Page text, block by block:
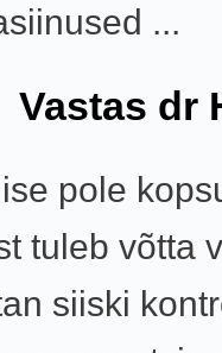
...
Vastas dr
pole
tuleb võtta
siiski